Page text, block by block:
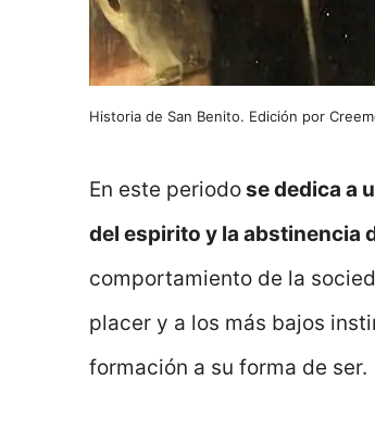
Historia de San Benito. Edición por
En este periodose dedica a
del espirito y la abstinencia
comportamiento de la
placer y a los más bajos
formación a su forma de ser.